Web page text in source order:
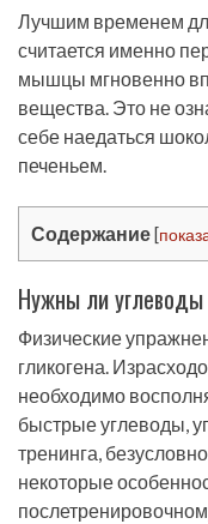
Лучшим временем
считается именно
мышцы мгновенно
вещества. Это не
себе наедаться
печеньем.
Содержание [
Нужны ли углеводы
Физические
гликогена.
необходимо
быстрые углеводы,
тренинга,
некоторые